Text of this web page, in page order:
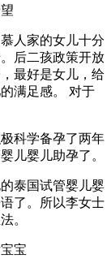
人家的女儿十分
后二孩政策开放
最好是女儿，给
满足感。 对于
科学备孕了两年
儿婴儿助孕了。
泰国试管婴儿婴
了。所以李女士
。
宝